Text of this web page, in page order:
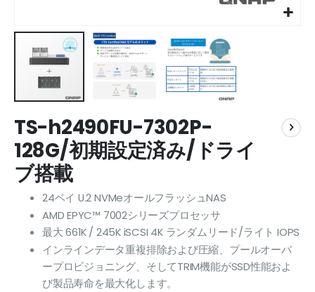
to
the
beginning
of
the
images
gallery
TS-h2490FU-7302P-
128G/初期設定済み/ドライ
ブ搭載
24ベイ U.2 NVMeオールフラッシュNAS
AMD EPYC™ 7002シリーズプロセッサ
最大 661K / 245K iSCSI 4K ランダムリード/ライト IOPS
インラインデータ重複排除および圧縮、プールオーバ
ープロビジョニング、そしてTRIM機能がSSD性能およ
び製品寿命を最大化します。